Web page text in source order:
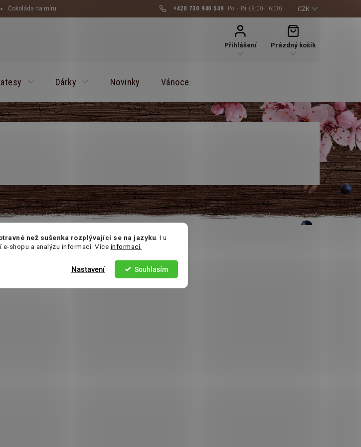
než sušenka rozplývající se na jazyku . I u
shopu a analýzu informací. Více informací.
Souhlasím
Nastavení
+420 730 940 549
Čokoláda na míru CZK
Přihlášení
KOŠÍK
Prázdný košík
Dárky Novinky Vánoce